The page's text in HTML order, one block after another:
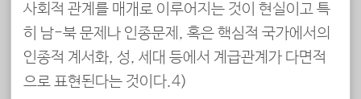
사회적 관계를 매개로 이루어지는 것이 현실이고 특
히 남-북 문제나 인종문제, 혹은 핵심적 국가에서의
인종적 계서화, 성, 세대 등에서 계급관계가 다면적
으로 표현된다는 것이다.4)